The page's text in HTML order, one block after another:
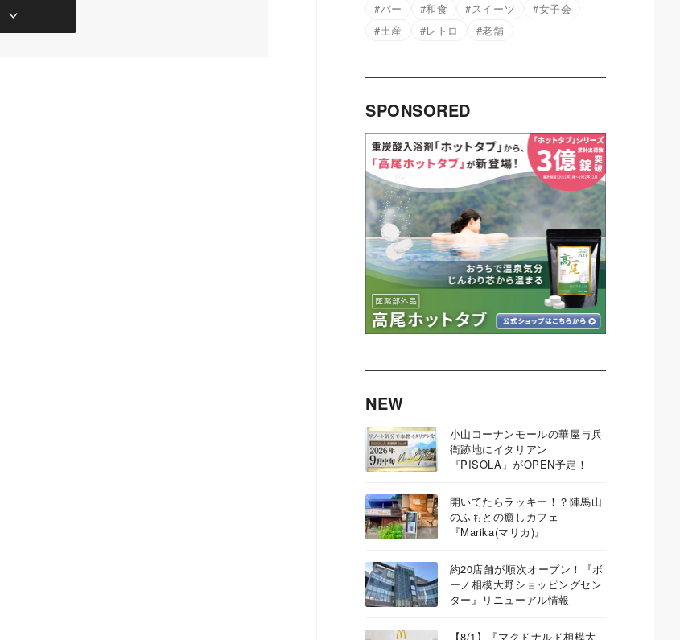
バー
和食 スイーツ
女子会
土産
レトロ 老舗
SPONSORED
NEW
小山コーナンモールの華屋与兵
衛跡地にイタリアン
『PISOLA』がOPEN予定！
開いてたらラッキー！？陣馬山
のふもとの癒しカフェ
『Marika(マリカ)』
約20店舗が順次オープン！『ボ
ーノ相模大野ショッピングセン
ター』リニューアル情報
【8/1】『マクドナルド相模大